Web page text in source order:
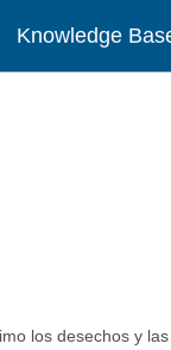
Knowledge
los desechos y